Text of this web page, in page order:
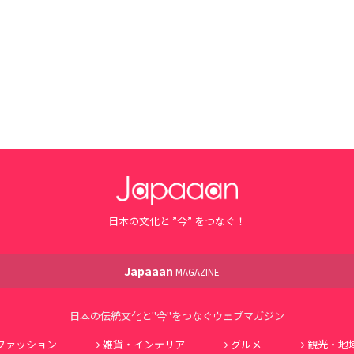
日本の文化と ”今” をつなぐ！
Japaaan MAGAZINE
日本の伝統文化と"今"をつなぐウェブマガジン
ァッション 雑貨・インテリア グルメ 観光・地